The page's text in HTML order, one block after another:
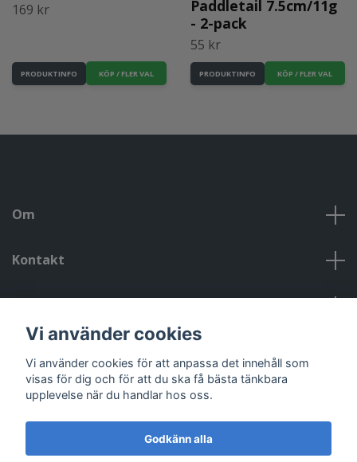
169 kr
PRODUKTINFO KÖP / FLER VAL
Paddletail 7.5cm/11g
- 2-pack
55 kr
PRODUKTINFO KÖP / FLER VAL
Om
Kontakt
© 2026 RiggadPowered by Quickbutik
Vi använder cookies
Vi använder cookies för att anpassa det innehåll som
visas för dig och för att du ska få bästa tänkbara
upplevelse när du handlar hos oss.
Godkänn alla